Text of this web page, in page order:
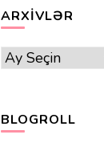
ARXIVLƏR
Arxivlər
BLOGROLL